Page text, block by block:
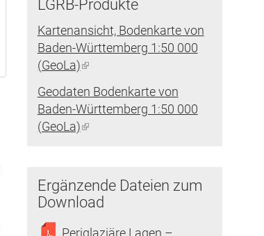
LGRB-Produkte
Kartenansicht, Bodenkarte von
Baden-Württemberg 1:50 000
(GeoLa)(Link
extern)
Geodaten Bodenkarte von
Baden-Württemberg 1:50 000
(GeoLa)(Link
Ergänzende Dateien zum
Download